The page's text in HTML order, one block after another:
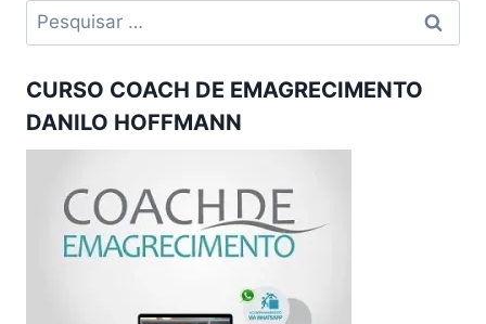
Pesquisar
por:
CURSO COACH DE EMAGRECIMENTO
DANILO HOFFMANN